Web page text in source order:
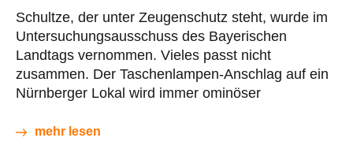
Schultze, der unter Zeugenschutz steht, wurde im
Untersuchungsausschuss des Bayerischen
Landtags vernommen. Vieles passt nicht
zusammen. Der Taschenlampen-Anschlag auf ein
Nürnberger Lokal wird immer ominöser
mehr lesen